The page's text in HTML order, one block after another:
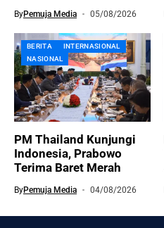
ByPemuja Media 05/08/2026
BERITA
INTERNASIONAL
NASIONAL
PM Thailand Kunjungi
Indonesia, Prabowo
Terima Baret Merah
ByPemuja Media 04/08/2026